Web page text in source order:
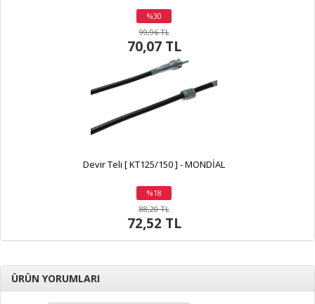
%30
indirim
99,96 TL
70,07 TL
Devir Teli [ KT125/150 ] - MONDİAL
%18
indirim
88,20 TL
72,52 TL
ÜRÜN YORUMLARI